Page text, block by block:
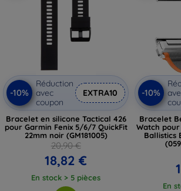
-10%
Réduction
avec
coupon
EXTRA10
Bracelet en silicone Tactical 426
pour Garmin Fenix 5/6/7 QuickFit
22mm noir (GM181005)
20,90 €
18,82 €
En stock > 5 pièces
-10%
Bracelet
Watch
Ballistics
En